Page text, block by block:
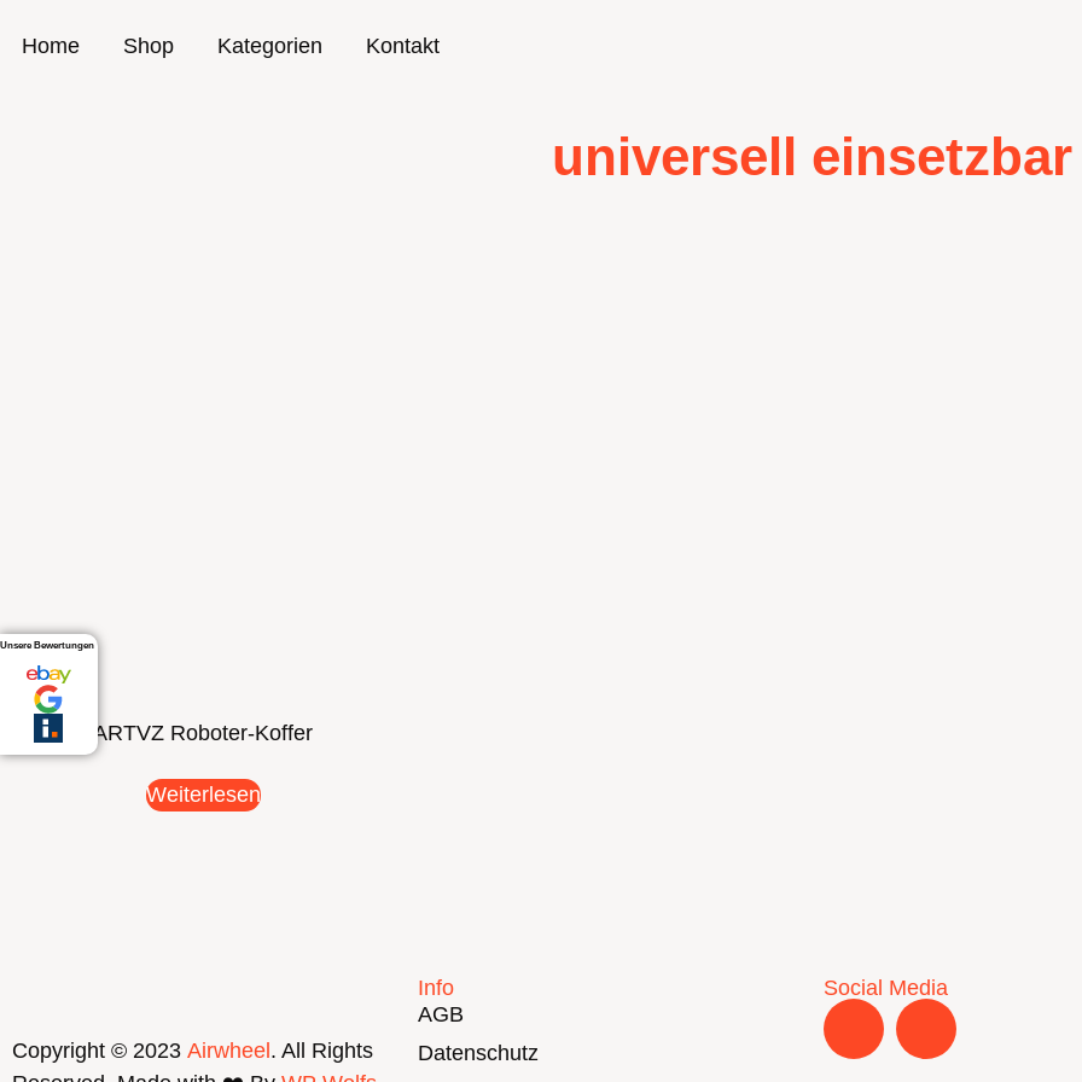
Home Shop Kategorien Kontakt
Unsere Bewertungen
universell einsetzbar
ARTVZ Roboter-Koffer
Weiterlesen
Copyright © 2023 Airwheel . All Rights
Info
AGB
Datenschutz
Social Media